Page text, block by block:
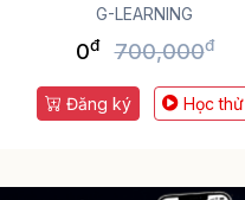
3h
G-LEARNING
0đ 700,000đ
Đăng ký Học thử